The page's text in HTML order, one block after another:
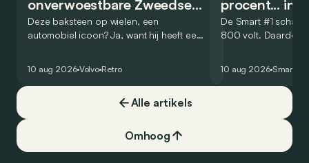
onverwoestbare Zweedse
kubus
Deze baksteen op wielen, een
automobiel icoon? Ja, want hij heeft een
onverwoestbare breaks met toch een
zeker snuifje ‘chique’. In de VS werd het
een ongelooflijk succes. Zijn carrière
10 aug 2026 Volvo Retro
procent... in
De Smart #1
800 volt. Daardoor
te laden.
10 aug 2026 Smart
Alle artikels
Omhoog